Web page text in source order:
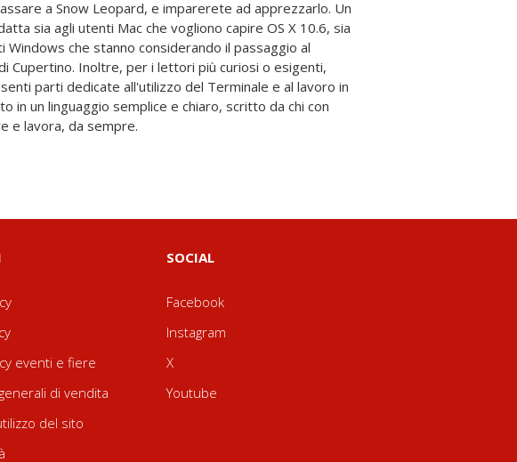
e lavora, da sempre.
eventi e fiere
di vendita
del sito
SOCIAL
Facebook
Instagram
X
Youtube